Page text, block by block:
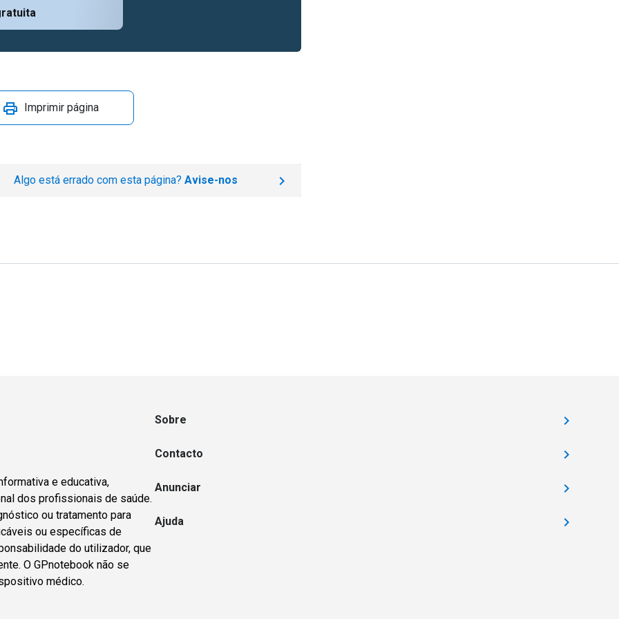
Imprimir página
Algo está errado com esta página? Avise-nos
e educativa,
dos profissionais de saúde.
ou tratamento para
ou específicas de
do utilizador, que
O GPnotebook não se
médico.
Sobre
Contacto
Anunciar
Ajuda